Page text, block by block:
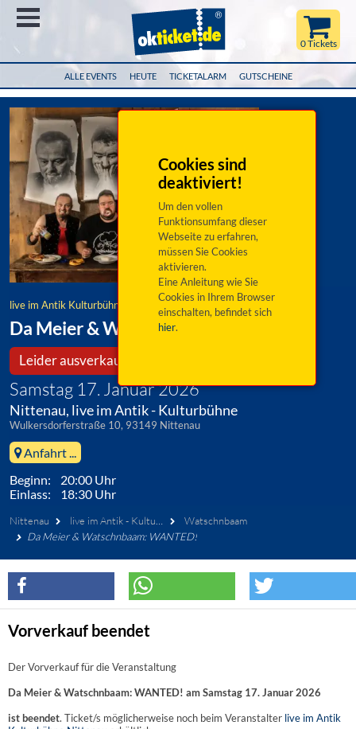
ALLE EVENTS HEUTE TICKETALARM GUTSCHEINE
0 Tickets
Cookies sind
deaktiviert!
Um den vollen
Funktionsumfang dieser
Webseite zu erfahren,
müssen Sie Cookies
aktivieren.
Eine Anleitung wie Sie
Cookies in Ihrem Browser
einschalten, befindet sich
hier.
live im Antik Kulturbühne Nittenau
Da Meier & Watschnbaam: WANTED!
Leider ausverkauft!
Samstag 17. Januar 2026
Nittenau, live im Antik - Kulturbühne
Wulkersdorferstraße 10, 93149 Nittenau
Anfahrt ...
Beginn: 20:00 Uhr
Einlass: 18:30 Uhr
Nittenau live im Antik - Kulturbühne
Watschnbaam
Da Meier & Watschnbaam: WANTED!
Vorverkauf beendet
Der Vorverkauf für die Veranstaltung
Da Meier & Watschnbaam: WANTED! am Samstag 17. Januar 2026
ist beendet. Ticket/s möglicherweise noch beim Veranstalter live im Antik